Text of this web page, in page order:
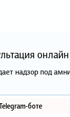
надзор под
боте